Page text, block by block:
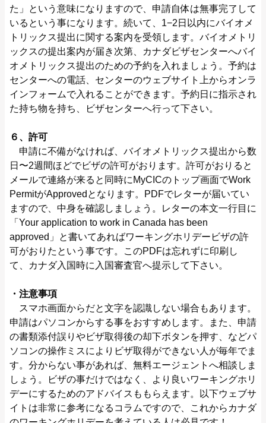
た」という意味になりますので、申請自体は無事完了して
いるという事になります。続いて、1−2日以内にバイオメ
トリックス提出に関する案内を受領します。バイオメトリ
ックスの提出案内が届き次第、カナダビザセンターへバイ
オメトリックス提出のための予約を入れましょう。予約は
センターへの電話、センターのウェブサイト上からオンラ
インフォームで入れることができます。予約⽇に指示され
た持ち物を持ち、ビザセンターへ行って下さい。
６、許可
申請に不備がなければ、バイオメトリックス提出から数
⽇〜2週間ほどでビザの許可がおります。許可がおりると
メールで連絡が来ると同時にMyCICのトップ画⾯でWork
PermitがApprovedとなります。PDFでレターが届いてい
ますので、中身を確認しましょう。レターの本文⼀⾏目に
「Your application to work in Canada has been
approved」と書いてあればワーキングホリデービザの許
可がおりたという事です。このPDFは忘れずに印刷し
て、カナダ⼊国時に⼊国審査官へ提示して下さい。
・注意事項
スマホ画面からだと文字を認識しない場合もあります。
申請はパソコンからする事をおすすめします。また、申請
の書類添付誤りやビザ取得後の却下ボタンを押す、などパ
ソコンの操作ミスによりビザ取得ができない人が毎年でま
す。分からない事があれば、無料エージェントへ相談しま
しょう。ビザの事だけではなく、より良いワーキングホリ
デーにするためのアドバイスももらえます。以下ウェブサ
イトは非常に参考になるコラムですので、これからカナダ